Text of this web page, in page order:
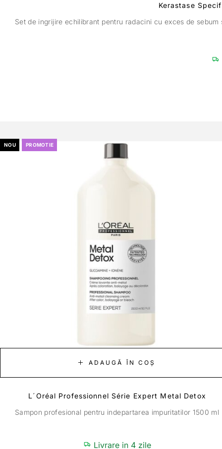
Kerastase
Set de ingrijire echilibrant pentru radacini cu exces de
NOU PROMOTIE
ADAUGĂ ÎN COȘ
L´Oréal Professionnel Série Expert Metal Detox
Sampon profesional pentru indepartarea impuritatilor 1500 ml
Livrare in 4 zile